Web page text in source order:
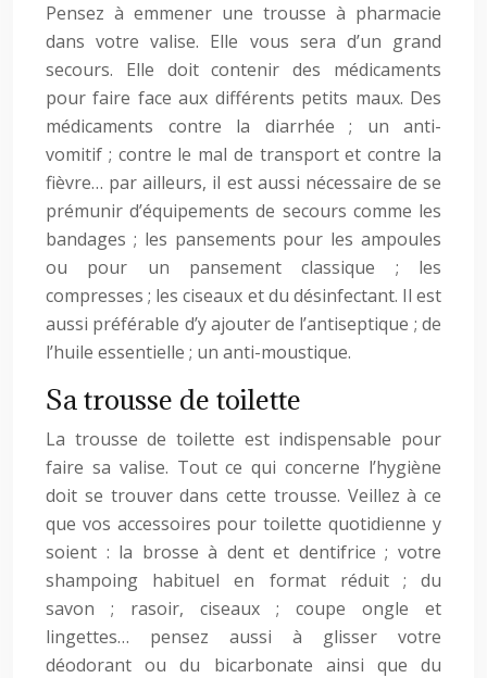
Pensez à emmener une trousse à pharmacie
dans votre valise. Elle vous sera d’un grand
secours. Elle doit contenir des médicaments
pour faire face aux différents petits maux. Des
médicaments contre la diarrhée ; un anti-
vomitif ; contre le mal de transport et contre la
fièvre… par ailleurs, il est aussi nécessaire de se
prémunir d’équipements de secours comme les
bandages ; les pansements pour les ampoules
ou pour un pansement classique ; les
compresses ; les ciseaux et du désinfectant. Il est
aussi préférable d’y ajouter de l’antiseptique ; de
l’huile essentielle ; un anti-moustique.
Sa trousse de toilette
La trousse de toilette est indispensable pour
faire sa valise. Tout ce qui concerne l’hygiène
doit se trouver dans cette trousse. Veillez à ce
que vos accessoires pour toilette quotidienne y
soient : la brosse à dent et dentifrice ; votre
shampoing habituel en format réduit ; du
savon ; rasoir, ciseaux ; coupe ongle et
lingettes… pensez aussi à glisser votre
déodorant ou du bicarbonate ainsi que du